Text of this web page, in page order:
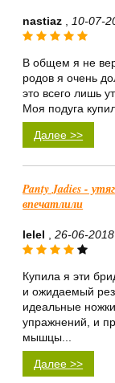
nastiaz ,10-07-
В общем я не
родов я очень
это всего лишь
Моя подуга
Далее >>
Panty Jadies -
впечатлили
lelel ,26-06-2018
Купила я эти
и ожидаемый
идеальные
упражнений, и
мышцы...
Далее >>